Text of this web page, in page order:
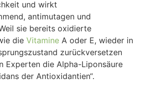
und wirkt
antimutagen und
sie bereits oxidierte
die Vitamine A oder E, wieder in
zurückversetzen
Experten die Alpha-Liponsäure
der Antioxidantien“.